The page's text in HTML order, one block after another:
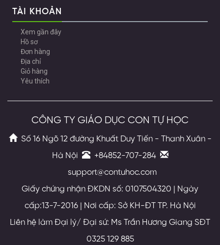
TÀI KHOẢN
Xem gần đây
Hồ sơ
Đơn hàng
Địa chỉ
Giỏ hàng
Yêu thích
CÔNG TY GIÁO DỤC CON TỰ HỌC
Số 16 Ngõ 12 đường Khuất Duy Tiến - Thanh Xuân -
Hà Nội
+84852-707-284
support@contuhoc.com
Giấy chứng nhận ĐKDN số: 0107504320 | Ngày
cấp:13-7-2016 | Nơi cấp: Sở KH-ĐT TP. Hà Nội
Liên hệ làm Đại lý/ Đại sứ: Ms Trần Hương Giang SĐT
0325 129 885